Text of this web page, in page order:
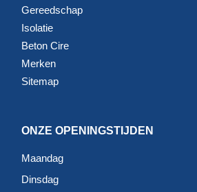
Gereedschap
Isolatie
Beton Cire
Merken
Sitemap
ONZE OPENINGSTIJDEN
Maandag
Dinsdag